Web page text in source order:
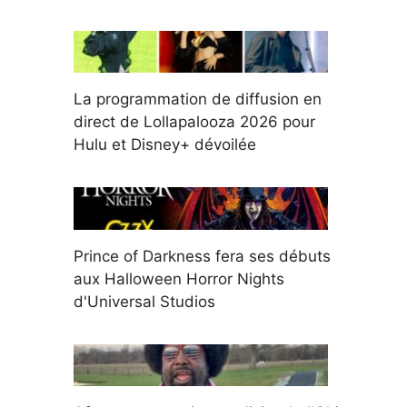
La programmation de diffusion en
direct de Lollapalooza 2026 pour
Hulu et Disney+ dévoilée
Prince of Darkness fera ses débuts
aux Halloween Horror Nights
d'Universal Studios